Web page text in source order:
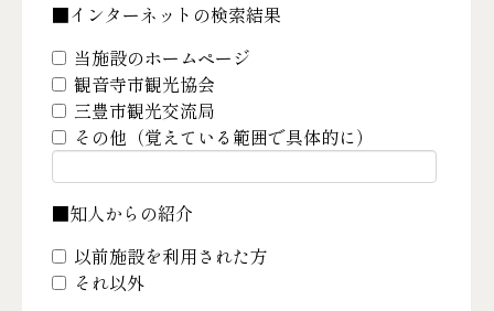
■インターネットの検索結果
当施設のホームページ
観音寺市観光協会
三豊市観光交流局
その他（覚えている範囲で具体的に）
■知人からの紹介
以前施設を利用された方
それ以外